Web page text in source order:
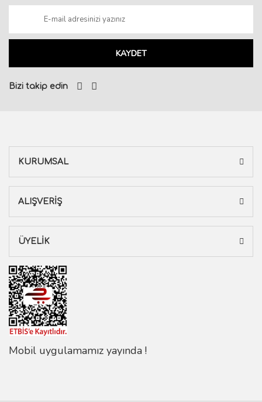
KAYDET
Bizi takip edin
KURUMSAL
ALIŞVERİŞ
ÜYELİK
Mobil uygulamamız yayında !